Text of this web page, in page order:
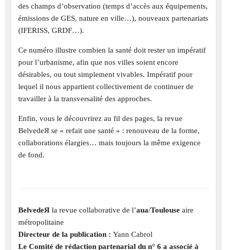
des champs d’observation (temps d’accès aux équipements,
émissions de GES, nature en ville…), nouveaux partenariats
(IFERISS, GRDF…).
Ce numéro illustre combien la santé doit rester un impératif
pour l’urbanisme, afin que nos villes soient encore
désirables, ou tout simplement vivables. Impératif pour
lequel il nous appartient collectivement de continuer de
travailler à la transversalité des approches.
Enfin, vous le découvrirez au fil des pages, la revue
BelvedeЯ se « refait une santé » : renouveau de la forme,
collaborations élargies… mais toujours la même exigence
de fond.
BelvedeЯla revue collaborative de l’aua/Toulouseaire
métropolitaine
Directeur de la publication : Yann Cabrol
Le Comité de rédaction partenarial du n° 6 a associé à